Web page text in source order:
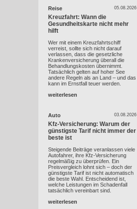
05.08.2026
Reise
Kreuzfahrt: Wann die
Gesundheitskarte nicht mehr
hilft
Wer mit einem Kreuzfahrtschiff
verreist, sollte sich nicht darauf
verlassen, dass die gesetzliche
Krankenversicherung überall die
Behandlungskosten übernimmt.
Tatsächlich gelten auf hoher See
andere Regeln als an Land – und das
kann im Ernstfall teuer werden.
weiterlesen
03.08.2026
Auto
Kfz-Versicherung: Warum der
günstigste Tarif nicht immer der
beste ist
Steigende Beiträge veranlassen viele
Autofahrer, ihre Kfz-Versicherung
regelmäßig zu überprüfen. Ein
Preisvergleich lohnt sich – doch der
günstigste Tarif ist nicht automatisch
die beste Wahl. Entscheidend ist,
welche Leistungen im Schadenfall
tatsächlich vereinbart sind.
weiterlesen